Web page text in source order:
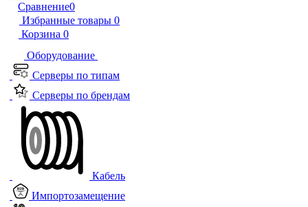
Сравнение0
Избранные товары 0
Корзина 0
Оборудование
Серверы по типам
Серверы по брендам
Кабель
Импортозамещение